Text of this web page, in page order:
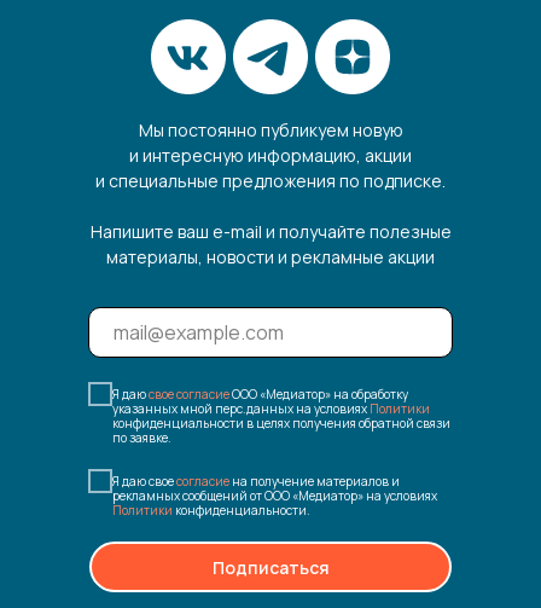
Мы постоянно публикуем новую
и интересную информацию, акции
и специальные предложения по подписке.
Напишите ваш e-mail и получайте полезные
материалы, новости и рекламные акции
Я даюсвое согласиеООО «Медиатор» на обработку
указанных мной перс.данных на условиях Политики
конфиденциальности в целях получения обратной связи
по заявке.
Я даю своесогласие на получение материалов и
рекламных сообщений от ООО «Медиатор» на условиях
Политики конфиденциальности.
Подписаться